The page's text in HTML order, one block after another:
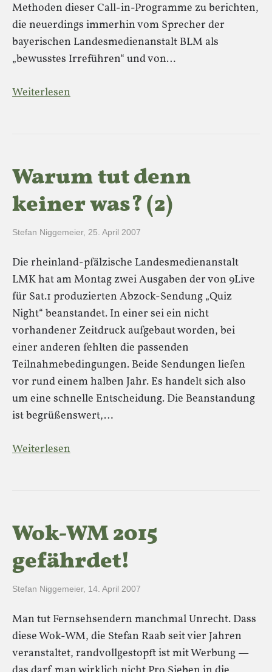
Methoden dieser Call-in-Programme zu berichten,
die neuerdings immerhin vom Sprecher der
bayerischen Landesmedienanstalt BLM als
„bewusstes Irreführen“ und von…
Weiterlesen
Warum tut denn
keiner was? (2)
Stefan Niggemeier, 25. April 2007
Die rheinland-pfälzische Landesmedienanstalt
LMK hat am Montag zwei Ausgaben der von 9Live
für Sat.1 produzierten Abzock-Sendung „Quiz
Night“ beanstandet. In einer sei ein nicht
vorhandener Zeitdruck aufgebaut worden, bei
einer anderen fehlten die passenden
Teilnahmebedingungen. Beide Sendungen liefen
vor rund einem halben Jahr. Es handelt sich also
um eine schnelle Entscheidung. Die Beanstandung
ist begrüßenswert,…
Weiterlesen
Wok-WM 2015
gefährdet!
Stefan Niggemeier, 14. April 2007
Man tut Fernsehsendern manchmal Unrecht. Dass
diese Wok-WM, die Stefan Raab seit vier Jahren
veranstaltet, randvollgestopft ist mit Werbung —